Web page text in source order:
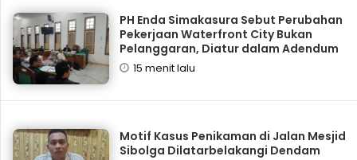
PH Enda Simakasura Sebut Perubahan
Pekerjaan Waterfront City Bukan
Pelanggaran, Diatur dalam Adendum
15 menit lalu
Motif Kasus Penikaman di Jalan Mesjid
Sibolga Dilatarbelakangi Dendam